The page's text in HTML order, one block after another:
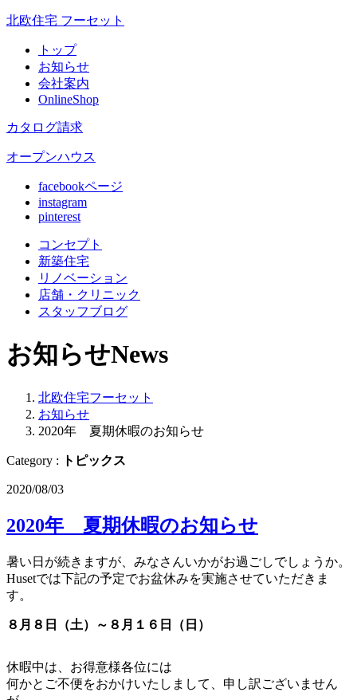
北欧住宅 フーセット
トップ
お知らせ
会社案内
OnlineShop
カタログ請求
オープンハウス
facebookページ
instagram
pinterest
コンセプト
新築住宅
リノベーション
店舗 ・クリニック
スタッフブログ
お知らせNews
北欧住宅フーセット
お知らせ
2020年 夏期休暇のお知らせ
Category : トピックス
2020/08/03
2020年 夏期休暇のお知らせ
暑い日が続きますが、みなさんいかがお過ごしでしょうか。
Husetでは下記の予定でお盆休みを実施させていただきま
す。
８月８日（土）～８月１６日（日）
休暇中は、お得意様各位には
何かとご不便をおかけいたしまして、申し訳ございません